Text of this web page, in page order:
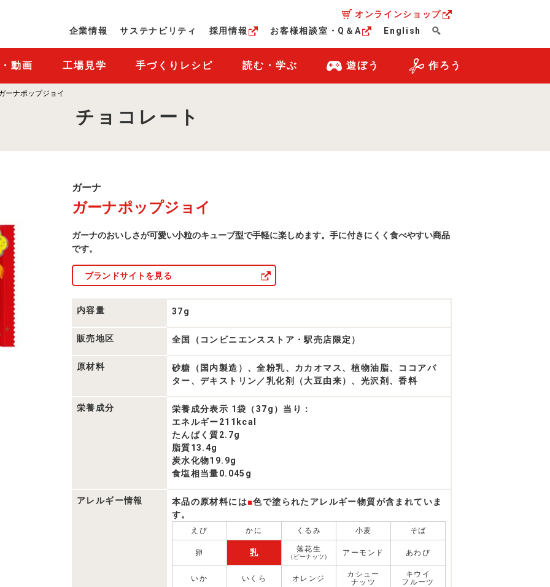
オンラインショップ
企業情報
サステナビリティ 採用情報 お客様相談室・Q＆A English
動画 工場見学 手づくりレシピ 読む・学ぶ 遊ぼう 作ろう
ーナポップジョイ
チョコレート
ガ
ナ
商
一
覧
ガーナ
ガーナポップジョイ
ガーナのおいしさが可愛い小粒のキューブ型で手軽に楽しめます。手に付きにくく食べやすい商品
です。
ブランドサイトを見る
内容量 37g
販売地区 全国（コンビニエンスストア・駅売店限定）
原材料
砂糖（国内製造）、全粉乳、カカオマス、植物油脂、ココアバ
ター、デキストリン／乳化剤（大豆由来）、光沢剤、香料
栄養成分
栄養成分表示 1袋（37g）当り：
エネルギー211kcal
たんぱく質2.7g
脂質13.4g
炭水化物19.9g
食塩相当量0.045g
アレルギー情報 本品の原材料には■色で塗られたアレルギー物質が含まれていま
す。
えび かに くるみ 小麦 そば
卵 乳 落花生
（ピーナッツ） アーモンド あわび
いか いくら オレンジ
カシュー
ナッツ
キウイ
フルーツ